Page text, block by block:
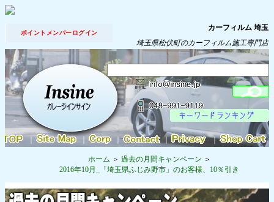
ポイントメンバーログイン
カーフィルム 埼玉
埼玉県松伏町のカーフィルム施工専門店
｜ ｜ ｜
ホーム
過去の月間キャンペーン
2016年10月_「埼玉県ふじみ野市」のお客様、10％引き